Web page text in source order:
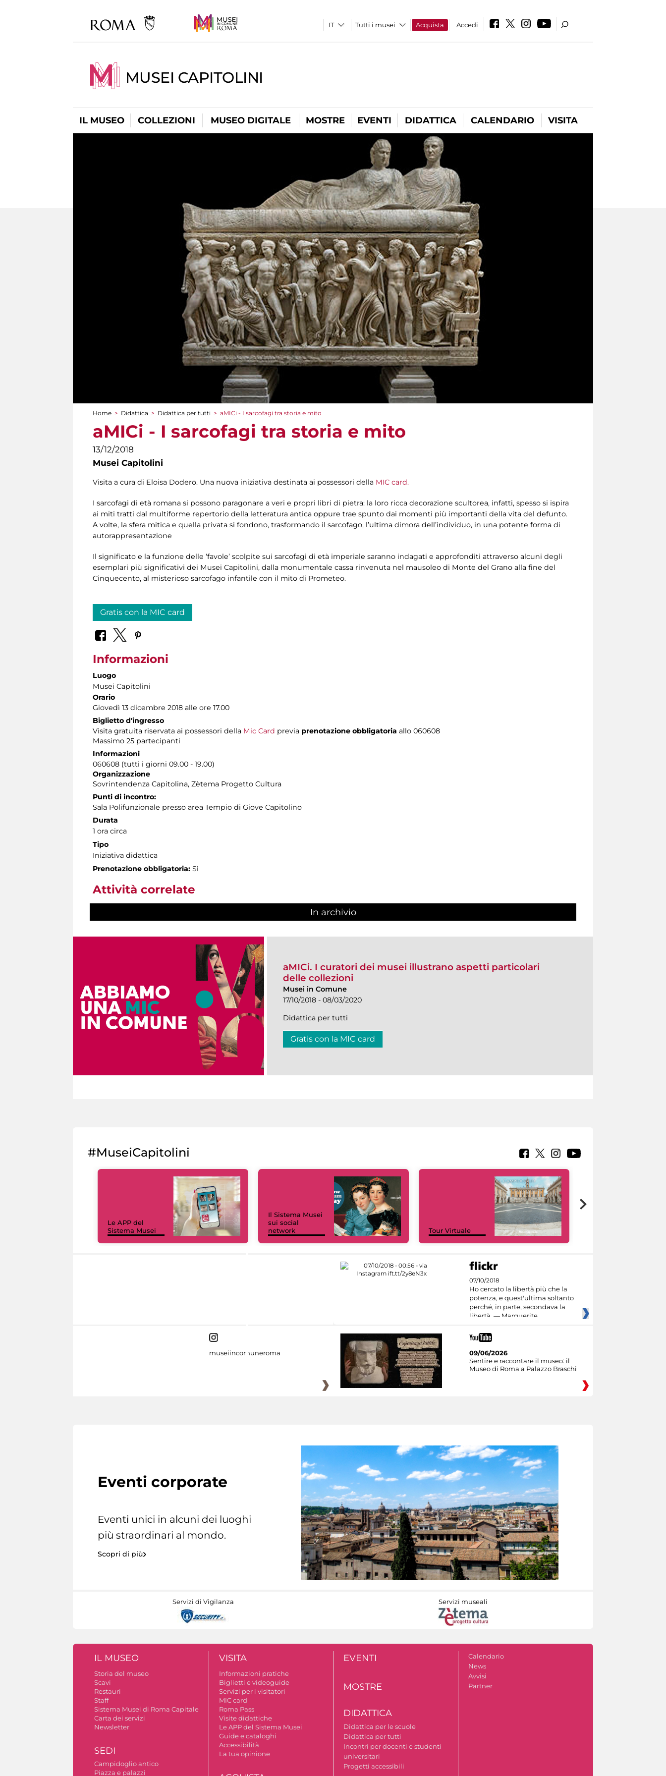
Tutti i musei Acquista Accedi
MUSEI CAPITOLINI
IL MUSEO COLLEZIONI MUSEO DIGITALE MOSTRE EVENTI DIDATTICA CALENDARIO VISITA
Tu sei qui
Home > Didattica > Didattica per tutti > aMICi - I sarcofagi tra storia e mito
aMICi - I sarcofagi tra storia e mito
13/12/2018
Musei Capitolini
Visita a cura di Eloisa Dodero. Una nuova iniziativa destinata ai possessori della MIC card.
I sarcofagi di età romana si possono paragonare a veri e propri libri di pietra: la loro ricca decorazione scultorea, infatti, spesso si ispira
ai miti tratti dal multiforme repertorio della letteratura antica oppure trae spunto dai momenti più importanti della vita del defunto.
A volte, la sfera mitica e quella privata si fondono, trasformando il sarcofago, l’ultima dimora dell’individuo, in una potente forma di
autorappresentazione
Il significato e la funzione delle ‘favole’ scolpite sui sarcofagi di età imperiale saranno indagati e approfonditi attraverso alcuni degli
esemplari più significativi dei Musei Capitolini, dalla monumentale cassa rinvenuta nel mausoleo di Monte del Grano alla fine del
Cinquecento, al misterioso sarcofago infantile con il mito di Prometeo.
Gratis con la MIC card
Informazioni
Luogo
Musei Capitolini
Orario
Giovedì 13 dicembre 2018 alle ore 17.00
Biglietto d'ingresso
Visita gratuita riservata ai possessori della Mic Card previa prenotazione obbligatoria allo 060608
Massimo 25 partecipanti
Informazioni
060608 (tutti i giorni 09.00 - 19.00)
Organizzazione
Sovrintendenza Capitolina, Zètema Progetto Cultura
Punti di incontro:
Sala Polifunzionale presso area Tempio di Giove Capitolino
Durata
1 ora circa
Tipo
Iniziativa didattica
Prenotazione obbligatoria: Sì
Attività correlate
In archivio
aMICi. I curatori dei musei illustrano aspetti particolari
delle collezioni
Musei in Comune
17/10/2018 - 08/03/2020
Didattica per tutti
Gratis con la MIC card
#MuseiCapitolini
Le APP del
Sistema Musei
Il Sistema Musei
sui social
network
Tour Virtuale
07/10/2018
Ho cercato la libertà più che la
potenza, e quest'ultima soltanto
perché, in parte, secondava la
libertà. — Marguerite
museiincomuneroma
09/06/2026
Sentire e raccontare il museo: il
Museo di Roma a Palazzo Braschi
Eventi corporate
Eventi unici in alcuni dei luoghi
più straordinari al mondo.
Scopri di più
Servizi di Vigilanza Servizi museali
IL MUSEO
Storia del museo
Scavi
Restauri
Staff
Sistema Musei di Roma Capitale
Carta dei servizi
Newsletter
SEDI
Campidoglio antico
Piazza e palazzi
VISITA
Informazioni pratiche
Biglietti e videoguide
Servizi per i visitatori
MIC card
Roma Pass
Visite didattiche
Le APP del Sistema Musei
Guide e cataloghi
Accessibilità
La tua opinione
EVENTI
MOSTRE
DIDATTICA
Didattica per le scuole
Didattica per tutti
Incontri per docenti e studenti
universitari
Progetti accessibili
Calendario
News
Avvisi
Partner